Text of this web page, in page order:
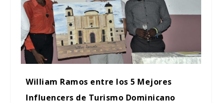
William Ramos entre los 5 Mejores
Influencers de Turismo Dominicano